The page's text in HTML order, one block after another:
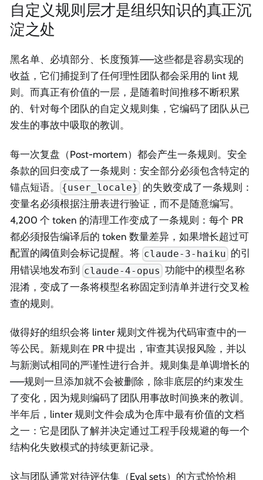
自定义规则层才是组织知识的真正沉
淀之处
黑名单、必填部分、长度预算——这些都是容易实现的
收益，它们捕捉到了任何理性团队都会采用的 lint 规
则。而真正有价值的一层，是随着时间推移不断积累
的、针对每个团队的自定义规则集，它编码了团队从已
发生的事故中吸取的教训。
每一次复盘（Post-mortem）都会产生一条规则。安全
条款的回归变成了一条规则：安全部分必须包含特定的
锚点短语。
{user_locale} 的失败变成了一条规则：
变量名必须根据注册表进行验证，而不是随意编写。
4,200 个 token 的清理工作变成了一条规则：每个 PR
都必须报告编译后的 token 数量差异，如果增长超过可
配置的阈值则会标记提醒。将 claude-3-haiku 的引
用错误地发布到
claude-4-opus 功能中的模型名称
混淆，变成了一条将模型名称固定到清单并进行交叉检
查的规则。
做得好的组织会将 linter 规则文件视为代码审查中的一
等公民。新规则在 PR 中提出，审查其误报风险，并以
与新测试相同的严谨性进行合并。规则集是单调增长的
——规则一旦添加就不会被删除，除非底层的约束发生
了变化，因为规则编码了团队用事故时间换来的教训。
半年后，linter 规则文件会成为仓库中最有价值的文档
之一：它是团队了解并决定通过工程手段规避的每一个
结构化失败模式的持续更新记录。
这与团队通常对待评估集（Eval sets）的方式恰恰相